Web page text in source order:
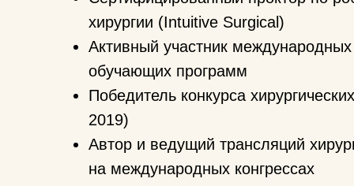
хирургии (Intuitive Surgical)
Активный участник
обучающих программ
Победитель конкурса
2019)
Автор и ведущий трансляций
на международных конгрессах